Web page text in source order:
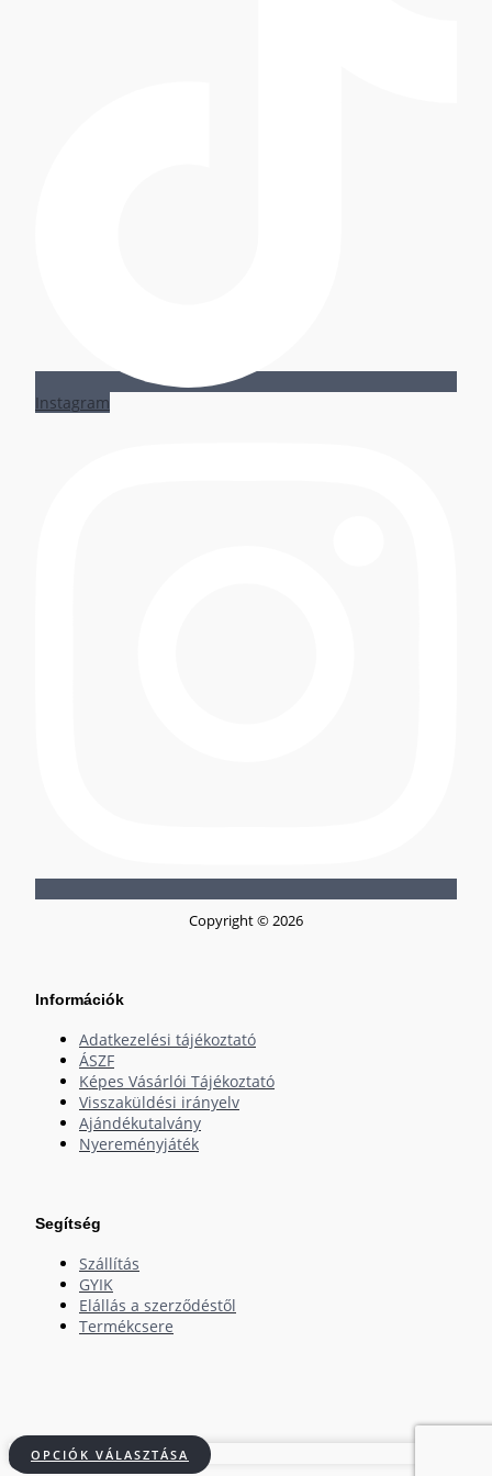
Instagram
Copyright © 2026
Információk
Adatkezelési tájékoztató
ÁSZF
Képes Vásárlói Tájékoztató
Visszaküldési irányelv
Ajándékutalvány
Nyereményjáték
Segítség
Szállítás
GYIK
Elállás a szerződéstől
Termékcsere
OPCIÓK VÁLASZTÁSA